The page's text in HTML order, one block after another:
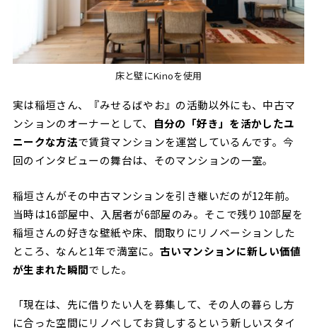
床と壁にKinoを使用
実は稲垣さん、『みせるばやお』の活動以外にも、中古マ
ンションのオーナーとして、
自分の「好き」を活かしたユ
ニークな方法で賃貸マンションを運営しているんです。今
回のインタビューの舞台は、そのマンションの一室。
稲垣さんがその中古マンションを引き継いだのが12年前。
当時は16部屋中、入居者が6部屋のみ。そこで残り10部屋を
稲垣さんの好きな壁紙や床、間取りにリノベーションした
ところ、なんと1年で満室に。古いマンションに新しい価値
が生まれた瞬間でした。
「現在は、先に借りたい人を募集して、その人の暮らし方
に合った空間にリノベしてお貸しするという新しいスタイ